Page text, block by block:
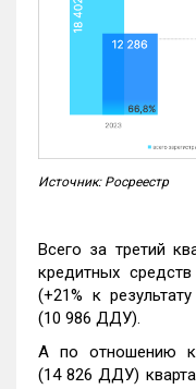
Источник: Росреестр
Всего за третий
кредитных
(+21% к
(10 986 ДДУ).
А по отношению
(14 826 ДДУ)